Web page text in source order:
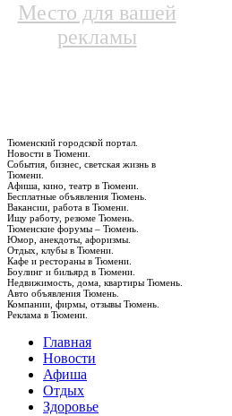
Место для вашей
рекламы
Тюменский городской портал.
Новости в Тюмени.
События, бизнес, светская жизнь в
Тюмени.
Афиша, кино, театр в Тюмени.
Бесплатные объявления Тюмень.
Вакансии, работа в Тюмени.
Ищу работу, резюме Тюмень.
Тюменские форумы – Тюмень.
Юмор, анекдоты, афоризмы.
Отдых, клубы в Тюмени.
Кафе и рестораны в Тюмени.
Боулинг и бильярд в Тюмени.
Недвижимость, дома, квартиры Тюмень.
Авто объявления Тюмень.
Компании, фирмы, отзывы Тюмень.
Реклама в Тюмени.
Главная
Новости
Афиша
Отдых
Здоровье